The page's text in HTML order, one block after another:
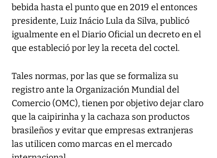
bebida hasta el punto que en 2019 el entonces
presidente, Luiz Inácio Lula da Silva, publicó
igualmente en el Diario Oficial un decreto en el
que estableció por ley la receta del coctel.
Tales normas, por las que se formaliza su
registro ante la Organización Mundial del
Comercio (OMC), tienen por objetivo dejar claro
que la caipirinha y la cachaza son productos
brasileños y evitar que empresas extranjeras
las utilicen como marcas en el mercado